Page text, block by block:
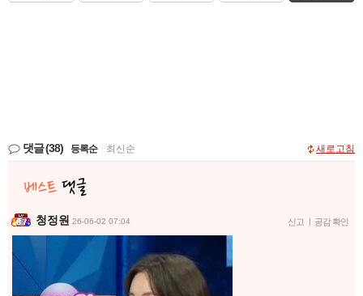
댓글(38) 등록순 최신순 새로고침
청정원 26-06-02 07:04 신고 | 공감 확인